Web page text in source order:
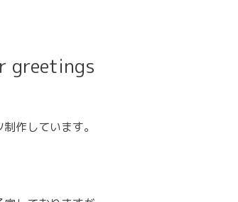
greetings
作しています。